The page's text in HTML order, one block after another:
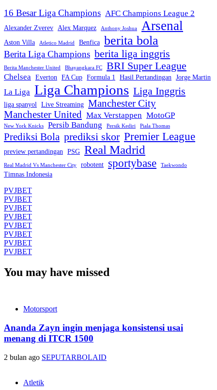
16 Besar Liga Champions AFC Champions League 2
Alexander Zverev Alex Marquez Anthony Joshua Arsenal
Aston Villa Atletico Madrid Benfica berita bola
Berita Liga Champions berita liga inggris
Berita Manchester United Bhayangkara FC BRI Super League
Chelsea Everton FA Cup Formula 1 Hasil Pertandingan Jorge Martin
La Liga Liga Champions Liga Inggris
liga spanyol Live Streaming Manchester City
Manchester United Max Verstappen MotoGP
New York Knicks Persib Bandung Persik Kediri Piala Thomas
Prediksi Bola prediksi skor Premier League
preview pertandingan PSG Real Madrid
Real Madrid Vs Manchester City robotent sportybase Taekwondo
Timnas Indonesia
PVJBET
PVJBET
PVJBET
PVJBET
PVJBET
PVJBET
PVJBET
PVJBET
You may have missed
Motorsport
Ananda Zayn ingin menjaga konsistensi usai
menang di ITCR 1500
2 bulan ago SEPUTARBOLAID
Atletik